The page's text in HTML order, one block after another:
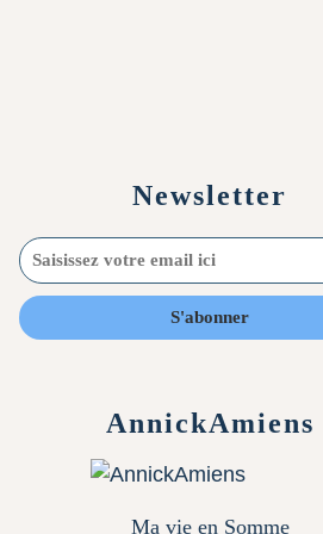
Newsletter
AnnickAmiens
Ma vie en Somme